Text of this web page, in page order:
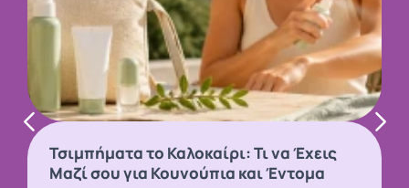
Τσιμπήματα το Καλοκαίρι: Τι να Έχεις
Μαζί σου για Κουνούπια και Έντομα